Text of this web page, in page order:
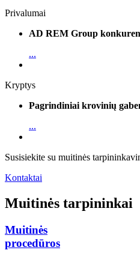
Privalumai
AD REM Group
...
Kryptys
Pagrindiniai krovinių
...
Susisiekite su muitinės
Kontaktai
Muitinės tarpininkai
Muitinės
procedūros